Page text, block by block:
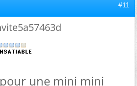
#11
une mini mini